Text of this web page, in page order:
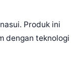
Produk ini
dengan teknologi